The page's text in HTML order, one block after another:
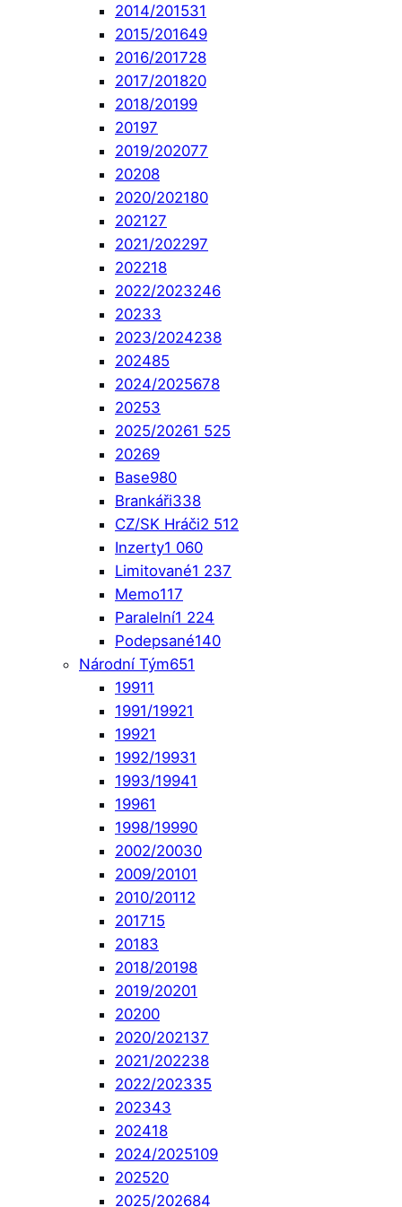
2014/201531
2015/201649
2016/201728
2017/201820
2018/20199
20197
2019/202077
20208
2020/202180
202127
2021/202297
202218
2022/2023246
20233
2023/2024238
202485
2024/2025678
20253
2025/20261 525
20269
Base980
Brankáři338
CZ/SK Hráči2 512
Inzerty1 060
Limitované1 237
Memo117
Paralelní1 224
Podepsané140
Národní Tým651
19911
1991/19921
19921
1992/19931
1993/19941
19961
1998/19990
2002/20030
2009/20101
2010/20112
201715
20183
2018/20198
2019/20201
20200
2020/202137
2021/202238
2022/202335
202343
202418
2024/2025109
202520
2025/202684